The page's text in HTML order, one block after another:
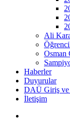
Ali
Osman
Haberler
Duyurular
DAÜ Giriş ve
İletişim